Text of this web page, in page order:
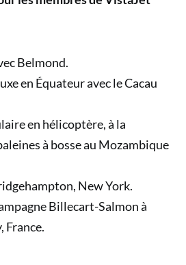
Belmond.
en Équateur avec le Cacau
en hélicoptère, à la
à bosse au Mozambique
New York.
Billecart-Salmon à
France.